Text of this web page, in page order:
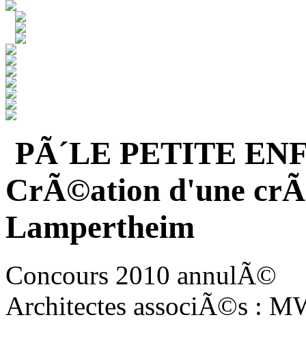
PÃ´LE PETITE
CrÃ©ation d'une
Lampertheim
Concours 2010 annulÃ©
Architectes associÃ©s :